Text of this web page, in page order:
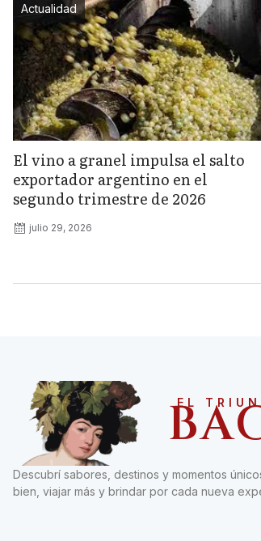
Actualidad
El vino a granel impulsa el salto
exportador argentino en el
segundo trimestre de 2026
julio 29, 2026
EL
Descubrí sabores, destinos y momentos
bien, viajar más y brindar por cada nueva